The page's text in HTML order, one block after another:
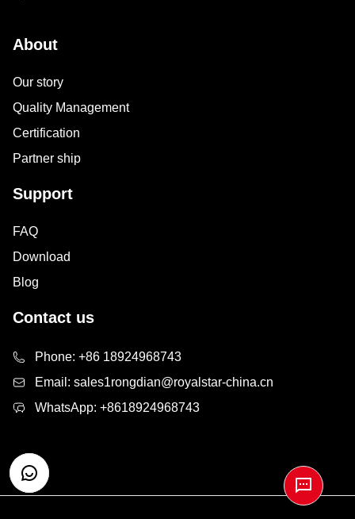
About
Our story
Quality Management
Certification
Partner ship
Support
FAQ
Download
Blog
Contact us
Phone: +86 18924968743
Email: sales1rongdian@royalstar-china.cn
WhatsApp: +8618924968743